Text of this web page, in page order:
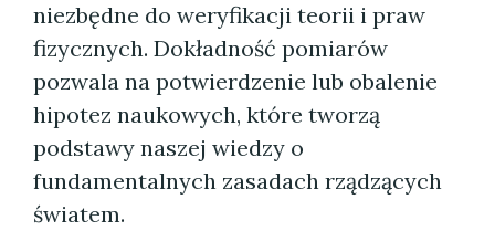
niezbędne do weryfikacji teorii i praw
fizycznych. Dokładność pomiarów
pozwala na potwierdzenie lub obalenie
hipotez naukowych, które tworzą
podstawy naszej wiedzy o
fundamentalnych zasadach rządzących
światem.